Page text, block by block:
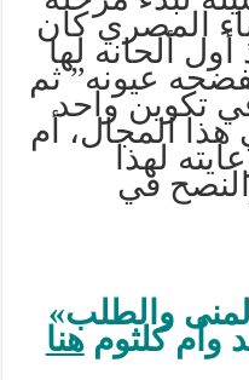
المصريكان
أول ألحانه لها
عيونه”ثم
تكوين واحد
هذا المجال، أم
لهذا
في
والطلب»
وأم كلثومهنا